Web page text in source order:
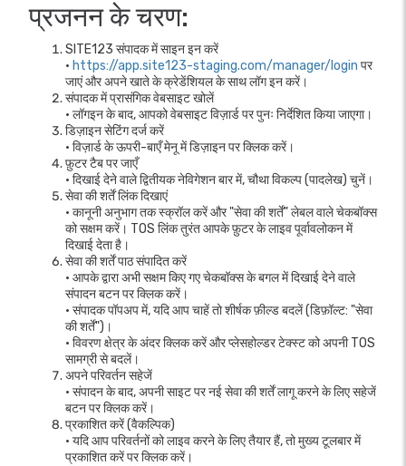
प्रजनन के चरण:
SITE123 संपादक में साइन इन करें
• https://app.site123-staging.com/manager/login पर
जाएं और अपने खाते के क्रेडेंशियल के साथ लॉग इन करें।
संपादक में प्रासंगिक वेबसाइट खोलें
• लॉगइन के बाद, आपको वेबसाइट विज़ार्ड पर पुनः निर्देशित किया जाएगा।
डिज़ाइन सेटिंग दर्ज करें
• विज़ार्ड के ऊपरी-बाएँ मेनू में डिज़ाइन पर क्लिक करें।
फ़ुटर टैब पर जाएँ
• दिखाई देने वाले द्वितीयक नेविगेशन बार में, चौथा विकल्प (पादलेख) चुनें।
सेवा की शर्तें लिंक दिखाएं
• कानूनी अनुभाग तक स्क्रॉल करें और "सेवा की शर्तें" लेबल वाले चेकबॉक्स
को सक्षम करें। TOS लिंक तुरंत आपके फ़ुटर के लाइव पूर्वावलोकन में
दिखाई देता है।
सेवा की शर्तें पाठ संपादित करें
• आपके द्वारा अभी सक्षम किए गए चेकबॉक्स के बगल में दिखाई देने वाले
संपादन बटन पर क्लिक करें।
• संपादक पॉपअप में, यदि आप चाहें तो शीर्षक फ़ील्ड बदलें (डिफ़ॉल्ट: "सेवा
की शर्तें")।
• विवरण क्षेत्र के अंदर क्लिक करें और प्लेसहोल्डर टेक्स्ट को अपनी TOS
सामग्री से बदलें।
अपने परिवर्तन सहेजें
• संपादन के बाद, अपनी साइट पर नई सेवा की शर्तें लागू करने के लिए सहेजें
बटन पर क्लिक करें।
प्रकाशित करें (वैकल्पिक)
• यदि आप परिवर्तनों को लाइव करने के लिए तैयार हैं, तो मुख्य टूलबार में
प्रकाशित करें पर क्लिक करें।